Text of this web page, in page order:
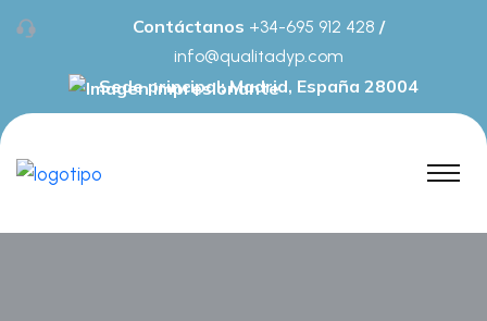
Contáctanos +34-695 912 428 /
info@qualitadyp.com
Sede principal: Madrid, España 28004